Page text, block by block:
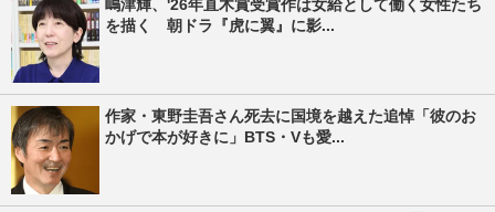
嶋津輝、'26年直木賞受賞作は女給として働く女性たち
を描く 朝ドラ『虎に翼』に影...
作家・東野圭吾さん死去に国境を越えた追悼「彼のお
かげで本が好きに」BTS・Vも愛...